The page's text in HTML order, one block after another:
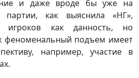
и даже вроде бы уже на
партии, как выяснила «НГ»,
игроков как данность, но
феноменальный подъем имеет
например, участие в